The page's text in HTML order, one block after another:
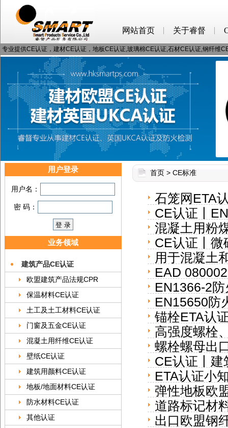
网站首页 关于睿督
专业提供CE认证，建材CE认证，地板CE认证,玻璃棉CE认证,石材CE认证,钢纤维
用户登录
用户名：
密 码：
业务领域
建筑产品CE认证
欧盟建筑产品法规CPR
保温材料CE认证
土工及土工材料CE认证
门窗及五金CE认证
混凝土用纤维CE认证
壁纸CE认证
建筑用颜料CE认证
地板/地面材料CE认证
防水材料CE认证
其他认证
首页 > CE标准
石笼网ETA
ETA认证提供
CE认证丨
混凝土用粉
督欧盟CE认
CE认证丨微
用于混凝土
证EAD
ETA认证
EN1366-2
EN15650防
dampers
锚栓ETA认
高强度螺栓
盟强制CE认
螺栓螺母出
标准
CE认证丨建
14509
ETA认证小
ETA认证
弹性地板欧
道路标记材
出口欧盟钢